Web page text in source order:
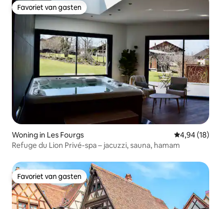
Favoriet van gasten
Favoriet van gasten
Woning in Les Fourgs Gemiddelde
4,94 (18)
Refuge du Lion Privé-spa – jacuzzi, sauna, hamam
Favoriet van gasten
Favoriet van gasten